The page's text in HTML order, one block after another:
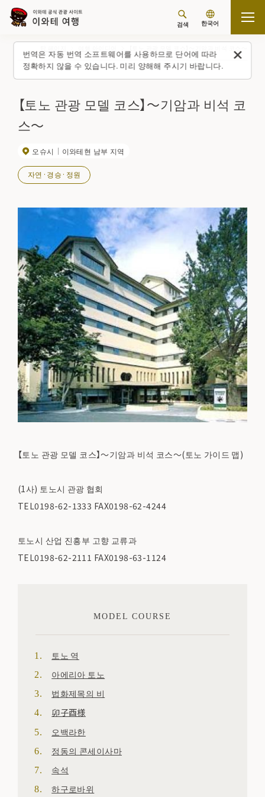
번역은 자동 번역 소프트웨어를 사용하므로 단어에 따라
정확하지 않을 수 있습니다. 미리 양해해 주시기 바랍니다.
검색 한국어
【토노 관광 모델 코스】～기암과 비석 코
스～
오슈시 이와테현 남부 지역
자연·경승·정원
【토노 관광 모델 코스】～기암과 비석 코스～(토노 가이드 맵)
(1사) 토노시 관광 협회
TEL0198-62-1333 FAX0198-62-4244
토노시 산업 진흥부 고향 교류과
TEL0198-62-2111 FAX0198-63-1124
MODEL COURSE
토노 역
아에리아 토노
법화제목의 비
卯子酉様
오백라한
정동의 콘세이사마
속석
하구로바위